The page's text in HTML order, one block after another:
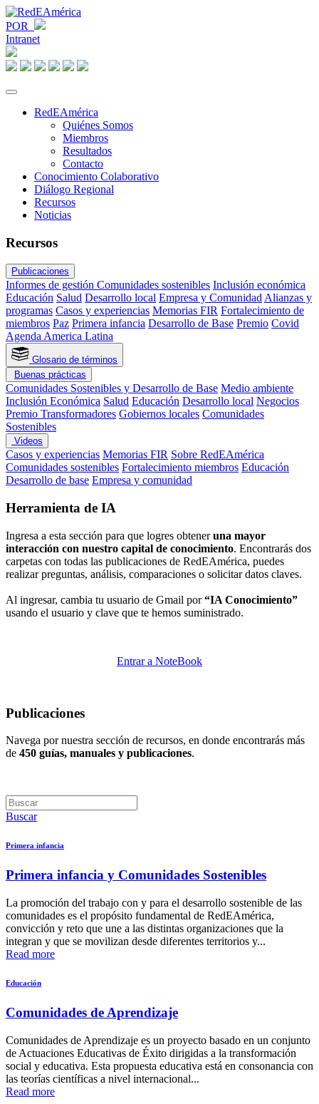
POR
Intranet
RedEAmérica
Quiénes Somos
Miembros
Resultados
Contacto
Conocimiento Colaborativo
Diálogo Regional
Recursos
Noticias
Recursos
Publicaciones
Informes de gestión Comunidades sostenibles Inclusión económica
Educación Salud Desarrollo local Empresa y ComunidadAlianzas y
programas Casos y experiencias Memorias FIR Fortalecimiento de
miembros Paz Primera infancia Desarrollo de Base Premio Covid
Agenda America Latina
Glosario de términos
Buenas prácticas
Comunidades Sostenibles y Desarrollo de Base Medio ambiente
Inclusión Económica Salud Educación Desarrollo local Negocios
Premio Transformadores Gobiernos locales Comunidades
Sostenibles
Videos
Casos y experiencias Memorias FIR Sobre RedEAmérica
Comunidades sostenibles Fortalecimiento miembros Educación
Desarrollo de base Empresa y comunidad
Herramienta de IA
Ingresa a esta sección para que logres obteneruna mayor
interacción con nuestro capital de conocimiento. Encontrarás dos
carpetas con todas las publicaciones de RedEAmérica, puedes
realizar preguntas, análisis, comparaciones o solicitar datos claves.
Al ingresar, cambia tu usuario de Gmail por“IA Conocimiento”
usando el usuario y clave que te hemos suministrado.
Entrar a NoteBook
Publicaciones
Navega por nuestra sección de recursos, en donde encontrarás más
de 450 guías, manuales y publicaciones.
Buscar
Primera infancia
Primera infancia y Comunidades Sostenibles
La promoción del trabajo con y para el desarrollo sostenible de las
comunidades es el propósito fundamental de RedEAmérica,
convicción y reto que une a las distintas organizaciones que la
integran y que se movilizan desde diferentes territorios y...
Read more
Educación
Comunidades de Aprendizaje
Comunidades de Aprendizaje es un proyecto basado en un conjunto
de Actuaciones Educativas de Éxito dirigidas a la transformación
social y educativa. Esta propuesta educativa está en consonancia con
las teorías científicas a nivel internacional...
Read more